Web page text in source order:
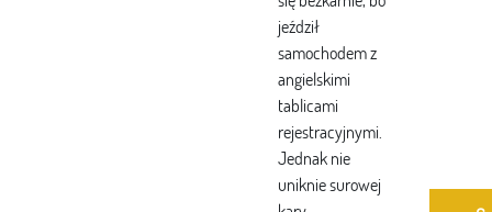
jeździł
samochodem z
angielskimi
tablicami
rejestracyjnymi.
Jednak nie
uniknie surowej